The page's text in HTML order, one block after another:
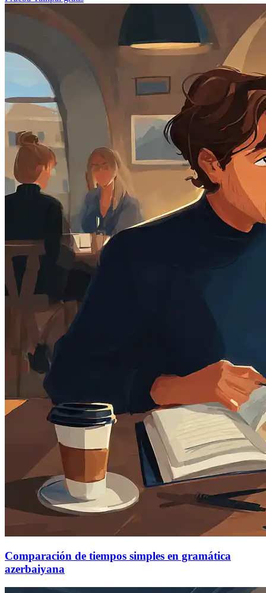
Comparación de tiempos simples en gramática
azerbaiyana